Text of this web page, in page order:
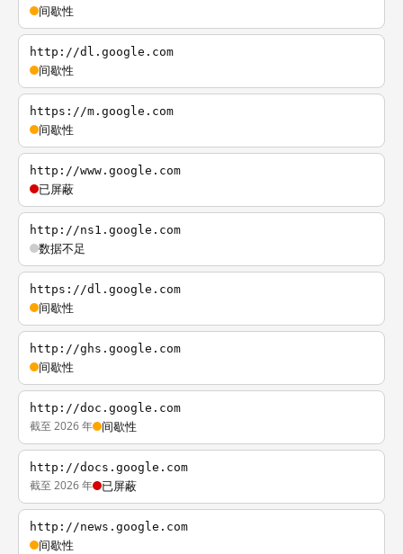
间歇性
http://dl.google.com
间歇性
https://m.google.com
间歇性
http://www.google.com
已屏蔽
http://ns1.google.com
数据不足
https://dl.google.com
间歇性
http://ghs.google.com
间歇性
http://doc.google.com
截至 2026 年 间歇性
http://docs.google.com
截至 2026 年 已屏蔽
http://news.google.com
间歇性